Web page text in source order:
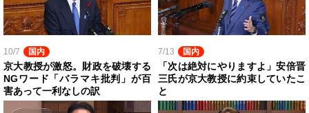
10/7 国内
京大教授が激怒。財政を破壊する
NGワード「バラマキ批判」が百
害あって一利なしの訳
7/13 国内
「次は絶対にやりますよ」安倍晋
三氏が京大教授に約束していたこ
と